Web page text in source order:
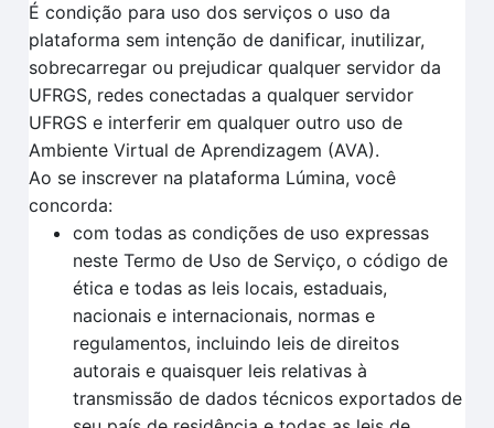
É condição para uso dos serviços o uso da
plataforma sem intenção de danificar, inutilizar,
sobrecarregar ou prejudicar qualquer servidor da
UFRGS, redes conectadas a qualquer servidor
UFRGS e interferir em qualquer outro uso de
Ambiente Virtual de Aprendizagem (AVA).
Ao se inscrever na plataforma Lúmina, você
concorda:
com todas as condições de uso expressas
neste Termo de Uso de Serviço, o código de
ética e todas as leis locais, estaduais,
nacionais e internacionais, normas e
regulamentos, incluindo leis de direitos
autorais e quaisquer leis relativas à
transmissão de dados técnicos exportados de